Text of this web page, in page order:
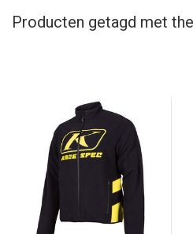
Producten getagd met